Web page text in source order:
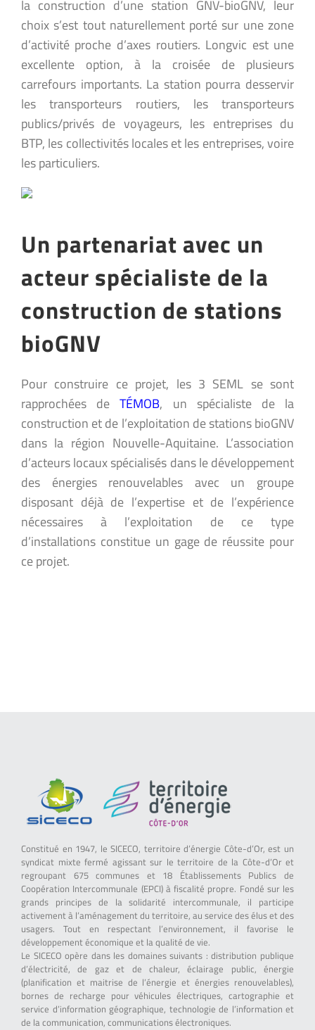
la construction d’une station GNV-bioGNV, leur
choix s’est tout naturellement porté sur une zone
d’activité proche d’axes routiers. Longvic est une
excellente option, à la croisée de plusieurs
carrefours importants. La station pourra desservir
les transporteurs routiers, les transporteurs
publics/privés de voyageurs, les entreprises du
BTP, les collectivités locales et les entreprises, voire
les particuliers.
Un partenariat avec un
acteur spécialiste de la
construction de stations
bioGNV
Pour construire ce projet, les 3 SEML se sont
rapprochées deTÉMOB, un spécialiste de la
construction et de l’exploitation de stations bioGNV
dans la région Nouvelle-Aquitaine. L’association
d’acteurs locaux spécialisés dans le développement
des énergies renouvelables avec un groupe
disposant déjà de l’expertise et de l’expérience
nécessaires à l’exploitation de ce type
d’installations constitue un gage de réussite pour
ce projet.
Constitué en 1947, le SICECO, territoire d’énergie Côte-d’Or, est un
syndicat mixte fermé agissant sur le territoire de la Côte-d’Or et
regroupant 675 communes et 18 Établissements Publics de
Coopération Intercommunale (EPCI) à fiscalité propre. Fondé sur les
grands principes de la solidarité intercommunale, il participe
activement à l’aménagement du territoire, au service des élus et des
usagers. Tout en respectant l’environnement, il favorise le
développement économique et la qualité de vie.
Le SICECO opère dans les domaines suivants : distribution publique
d’électricité, de gaz et de chaleur, éclairage public, énergie
(planification et maitrise de l’énergie et énergies renouvelables),
bornes de recharge pour véhicules électriques, cartographie et
service d’information géographique, technologie de l’information et
de la communication, communications électroniques.